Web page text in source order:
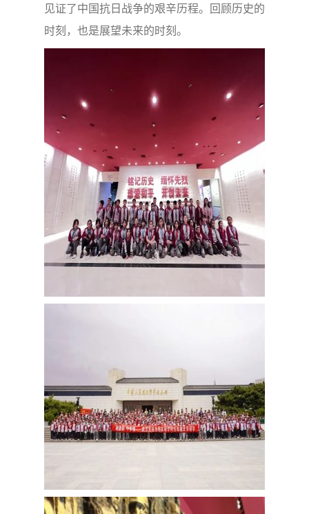
见证了中国抗日战争的艰辛历程。回顾历史的
时刻，也是展望未来的时刻。